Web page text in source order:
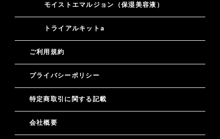
モイストエマルジョン（保湿美容液）
トライアルキットa
ご利用規約
プライバシーポリシー
特定商取引に関する記載
会社概要